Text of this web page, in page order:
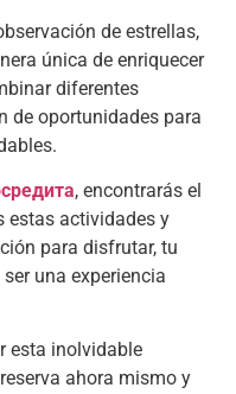
de estrellas,
única de enriquecer
diferentes
de oportunidades para
.
, encontrarás el
estas actividades y
para disfrutar, tu
una experiencia
esta inolvidable
ahora mismo y